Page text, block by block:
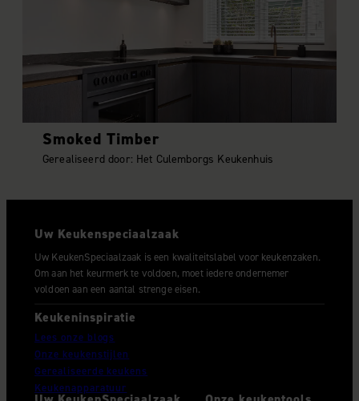
Smoked Timber
Gerealiseerd door: Het Culemborgs Keukenhuis
Uw Keukenspeciaalzaak
Uw KeukenSpeciaalzaak is een kwaliteitslabel voor keukenzaken.
Om aan het keurmerk te voldoen, moet iedere ondernemer
voldoen aan een aantal strenge eisen.
Keukeninspiratie
Lees onze blogs
Onze keukenstijlen
Gerealiseerde keukens
Keukenapparatuur